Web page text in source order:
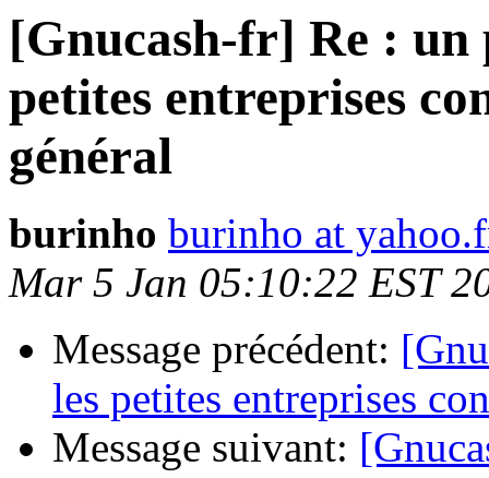
[Gnucash-fr] Re : un
petites entreprises
général
burinho burinho at
Mar 5 Jan 05:10:22 EST
Message précédent:
les petites entreprises
Message suivant: